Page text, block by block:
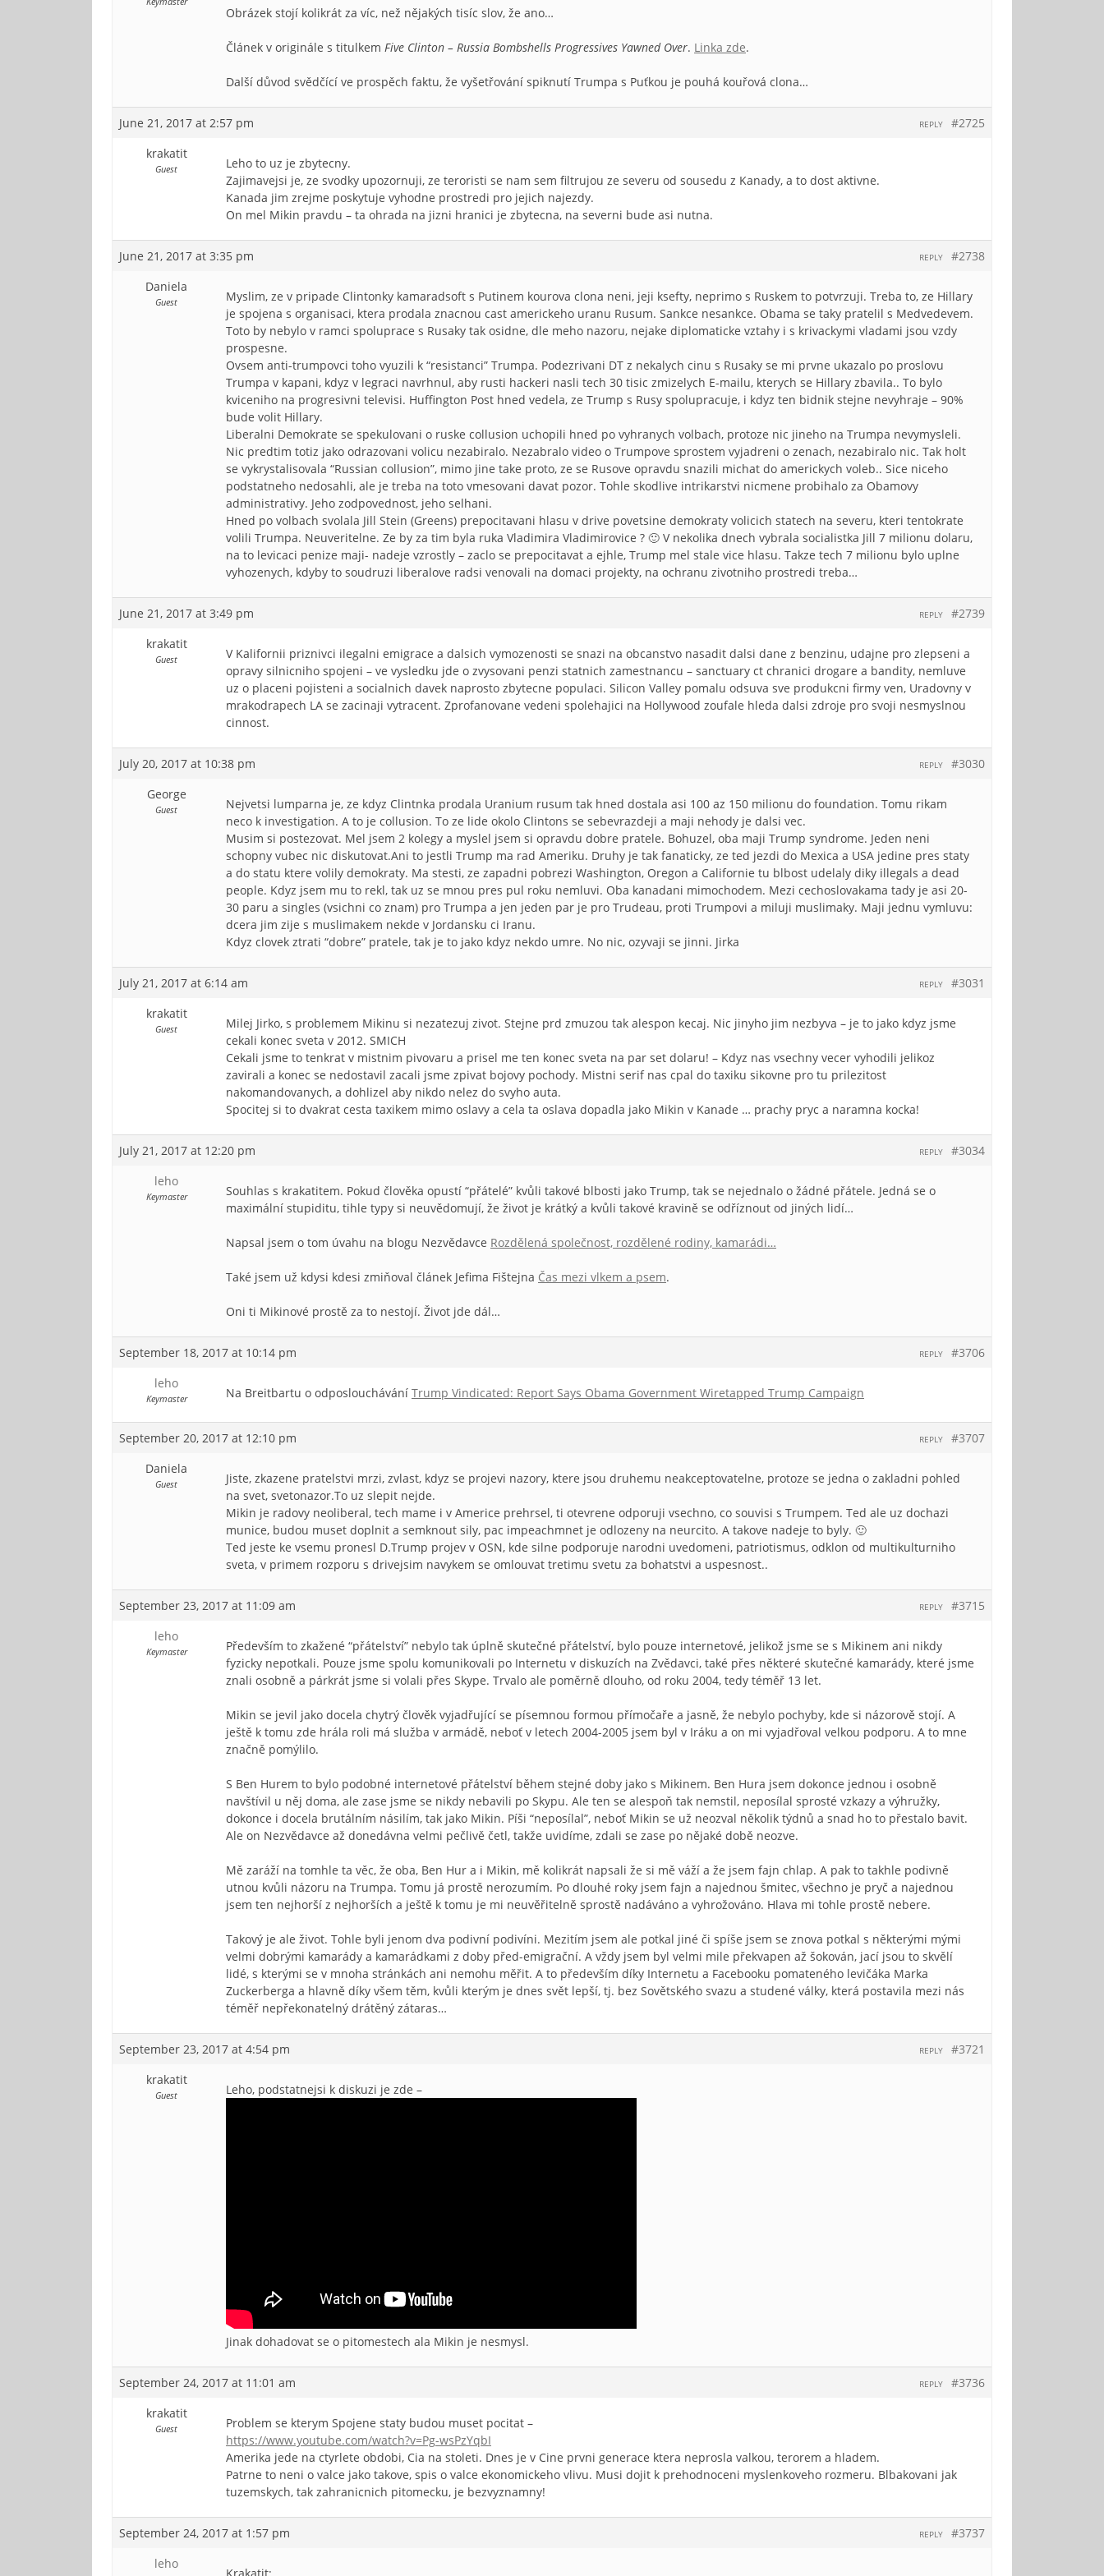
Obrázek stojí kolikrát za víc, než nějakých tisíc slov, že ano…
Článek v originále s titulkem Five Clinton – Russia Bombshells Progressives Yawned Over. Linka zde.
Další důvod svědčící ve prospěch faktu, že vyšetřování spiknutí Trumpa s Puťkou je pouhá kouřová clona…
June 21, 2017 at 2:57 pm #2725
REPLY
krakatit
Guest
Leho to uz je zbytecny.
Zajimavejsi je, ze svodky upozornuji, ze teroristi se nam sem filtrujou ze severu od sousedu z Kanady, a to dost aktivne.
Kanada jim zrejme poskytuje vyhodne prostredi pro jejich najezdy.
On mel Mikin pravdu – ta ohrada na jizni hranici je zbytecna, na severni bude asi nutna.
June 21, 2017 at 3:35 pm #2738
REPLY
Daniela
Guest
Myslim, ze v pripade Clintonky kamaradsoft s Putinem kourova clona neni, jeji ksefty, neprimo s Ruskem to potvrzuji. Treba to, ze Hillary
je spojena s organisaci, ktera prodala znacnou cast americkeho uranu Rusum. Sankce nesankce. Obama se taky pratelil s Medvedevem.
Toto by nebylo v ramci spoluprace s Rusaky tak osidne, dle meho nazoru, nejake diplomaticke vztahy i s krivackymi vladami jsou vzdy
prospesne.
Ovsem anti-trumpovci toho vyuzili k “resistanci” Trumpa. Podezrivani DT z nekalych cinu s Rusaky se mi prvne ukazalo po proslovu
Trumpa v kapani, kdyz v legraci navrhnul, aby rusti hackeri nasli tech 30 tisic zmizelych E-mailu, kterych se Hillary zbavila.. To bylo
kviceniho na progresivni televisi. Huffington Post hned vedela, ze Trump s Rusy spolupracuje, i kdyz ten bidnik stejne nevyhraje – 90%
bude volit Hillary.
Liberalni Demokrate se spekulovani o ruske collusion uchopili hned po vyhranych volbach, protoze nic jineho na Trumpa nevymysleli.
Nic predtim totiz jako odrazovani volicu nezabiralo. Nezabralo video o Trumpove sprostem vyjadreni o zenach, nezabiralo nic. Tak holt
se vykrystalisovala “Russian collusion”, mimo jine take proto, ze se Rusove opravdu snazili michat do americkych voleb.. Sice niceho
podstatneho nedosahli, ale je treba na toto vmesovani davat pozor. Tohle skodlive intrikarstvi nicmene probihalo za Obamovy
administrativy. Jeho zodpovednost, jeho selhani.
Hned po volbach svolala Jill Stein (Greens) prepocitavani hlasu v drive povetsine demokraty volicich statech na severu, kteri tentokrate
volili Trumpa. Neuveritelne. Ze by za tim byla ruka Vladimira Vladimirovice ? 🙂 V nekolika dnech vybrala socialistka Jill 7 milionu dolaru,
na to levicaci penize maji- nadeje vzrostly – zaclo se prepocitavat a ejhle, Trump mel stale vice hlasu. Takze tech 7 milionu bylo uplne
vyhozenych, kdyby to soudruzi liberalove radsi venovali na domaci projekty, na ochranu zivotniho prostredi treba…
June 21, 2017 at 3:49 pm #2739
REPLY
krakatit
Guest
V Kalifornii priznivci ilegalni emigrace a dalsich vymozenosti se snazi na obcanstvo nasadit dalsi dane z benzinu, udajne pro zlepseni a
opravy silnicniho spojeni – ve vysledku jde o zvysovani penzi statnich zamestnancu – sanctuary ct chranici drogare a bandity, nemluve
uz o placeni pojisteni a socialnich davek naprosto zbytecne populaci. Silicon Valley pomalu odsuva sve produkcni firmy ven, Uradovny v
mrakodrapech LA se zacinaji vytracent. Zprofanovane vedeni spolehajici na Hollywood zoufale hleda dalsi zdroje pro svoji nesmyslnou
cinnost.
July 20, 2017 at 10:38 pm #3030
REPLY
George
Guest
Nejvetsi lumparna je, ze kdyz Clintnka prodala Uranium rusum tak hned dostala asi 100 az 150 milionu do foundation. Tomu rikam
neco k investigation. A to je collusion. To ze lide okolo Clintons se sebevrazdeji a maji nehody je dalsi vec.
Musim si postezovat. Mel jsem 2 kolegy a myslel jsem si opravdu dobre pratele. Bohuzel, oba maji Trump syndrome. Jeden neni
schopny vubec nic diskutovat.Ani to jestli Trump ma rad Ameriku. Druhy je tak fanaticky, ze ted jezdi do Mexica a USA jedine pres staty
a do statu ktere volily demokraty. Ma stesti, ze zapadni pobrezi Washington, Oregon a Californie tu blbost udelaly diky illegals a dead
people. Kdyz jsem mu to rekl, tak uz se mnou pres pul roku nemluvi. Oba kanadani mimochodem. Mezi cechoslovakama tady je asi 20-
30 paru a singles (vsichni co znam) pro Trumpa a jen jeden par je pro Trudeau, proti Trumpovi a miluji muslimaky. Maji jednu vymluvu:
dcera jim zije s muslimakem nekde v Jordansku ci Iranu.
Kdyz clovek ztrati “dobre” pratele, tak je to jako kdyz nekdo umre. No nic, ozyvaji se jinni. Jirka
July 21, 2017 at 6:14 am #3031
REPLY
krakatit
Guest
Milej Jirko, s problemem Mikinu si nezatezuj zivot. Stejne prd zmuzou tak alespon kecaj. Nic jinyho jim nezbyva – je to jako kdyz jsme
cekali konec sveta v 2012. SMICH
Cekali jsme to tenkrat v mistnim pivovaru a prisel me ten konec sveta na par set dolaru! – Kdyz nas vsechny vecer vyhodili jelikoz
zavirali a konec se nedostavil zacali jsme zpivat bojovy pochody. Mistni serif nas cpal do taxiku sikovne pro tu prilezitost
nakomandovanych, a dohlizel aby nikdo nelez do svyho auta.
Spocitej si to dvakrat cesta taxikem mimo oslavy a cela ta oslava dopadla jako Mikin v Kanade … prachy pryc a naramna kocka!
July 21, 2017 at 12:20 pm #3034
REPLY
leho
Keymaster
Souhlas s krakatitem. Pokud člověka opustí “přátelé” kvůli takové blbosti jako Trump, tak se nejednalo o žádné přátele. Jedná se o
maximální stupiditu, tihle typy si neuvědomují, že život je krátký a kvůli takové kravině se odříznout od jiných lidí…
Napsal jsem o tom úvahu na blogu Nezvědavce Rozdělená společnost, rozdělené rodiny, kamarádi…
Také jsem už kdysi kdesi zmiňoval článek Jefima Fištejna Čas mezi vlkem a psem.
Oni ti Mikinové prostě za to nestojí. Život jde dál…
September 18, 2017 at 10:14 pm #3706
REPLY
leho
Keymaster Na Breitbartu o odposlouchávání Trump Vindicated: Report Says Obama Government Wiretapped Trump Campaign
September 20, 2017 at 12:10 pm #3707
REPLY
Daniela
Guest
Jiste, zkazene pratelstvi mrzi, zvlast, kdyz se projevi nazory, ktere jsou druhemu neakceptovatelne, protoze se jedna o zakladni pohled
na svet, svetonazor.To uz slepit nejde.
Mikin je radovy neoliberal, tech mame i v Americe prehrsel, ti otevrene odporuji vsechno, co souvisi s Trumpem. Ted ale uz dochazi
munice, budou muset doplnit a semknout sily, pac impeachmnet je odlozeny na neurcito. A takove nadeje to byly. 🙂
Ted jeste ke vsemu pronesl D.Trump projev v OSN, kde silne podporuje narodni uvedomeni, patriotismus, odklon od multikulturniho
sveta, v primem rozporu s drivejsim navykem se omlouvat tretimu svetu za bohatstvi a uspesnost..
September 23, 2017 at 11:09 am #3715
REPLY
leho
Keymaster
Především to zkažené “přátelství” nebylo tak úplně skutečné přátelství, bylo pouze internetové, jelikož jsme se s Mikinem ani nikdy
fyzicky nepotkali. Pouze jsme spolu komunikovali po Internetu v diskuzích na Zvědavci, také přes některé skutečné kamarády, které jsme
znali osobně a párkrát jsme si volali přes Skype. Trvalo ale poměrně dlouho, od roku 2004, tedy téměř 13 let.
Mikin se jevil jako docela chytrý člověk vyjadřující se písemnou formou přímočaře a jasně, že nebylo pochyby, kde si názorově stojí. A
ještě k tomu zde hrála roli má služba v armádě, neboť v letech 2004-2005 jsem byl v Iráku a on mi vyjadřoval velkou podporu. A to mne
značně pomýlilo.
S Ben Hurem to bylo podobné internetové přátelství během stejné doby jako s Mikinem. Ben Hura jsem dokonce jednou i osobně
navštívil u něj doma, ale zase jsme se nikdy nebavili po Skypu. Ale ten se alespoň tak nemstil, neposílal sprosté vzkazy a výhružky,
dokonce i docela brutálním násilím, tak jako Mikin. Píši “neposílal”, neboť Mikin se už neozval několik týdnů a snad ho to přestalo bavit.
Ale on Nezvědavce až donedávna velmi pečlivě četl, takže uvidíme, zdali se zase po nějaké době neozve.
Mě zaráží na tomhle ta věc, že oba, Ben Hur a i Mikin, mě kolikrát napsali že si mě váží a že jsem fajn chlap. A pak to takhle podivně
utnou kvůli názoru na Trumpa. Tomu já prostě nerozumím. Po dlouhé roky jsem fajn a najednou šmitec, všechno je pryč a najednou
jsem ten nejhorší z nejhorších a ještě k tomu je mi neuvěřitelně sprostě nadáváno a vyhrožováno. Hlava mi tohle prostě nebere.
Takový je ale život. Tohle byli jenom dva podivní podivíni. Mezitím jsem ale potkal jiné či spíše jsem se znova potkal s některými mými
velmi dobrými kamarády a kamarádkami z doby před-emigrační. A vždy jsem byl velmi mile překvapen až šokován, jací jsou to skvělí
lidé, s kterými se v mnoha stránkách ani nemohu měřit. A to především díky Internetu a Facebooku pomateného levičáka Marka
Zuckerberga a hlavně díky všem těm, kvůli kterým je dnes svět lepší, tj. bez Sovětského svazu a studené války, která postavila mezi nás
téměř nepřekonatelný drátěný zátaras…
September 23, 2017 at 4:54 pm #3721
REPLY
krakatit
Guest Leho, podstatnejsi k diskuzi je zde –
Jinak dohadovat se o pitomestech ala Mikin je nesmysl.
September 24, 2017 at 11:01 am #3736
REPLY
krakatit
Guest
Problem se kterym Spojene staty budou muset pocitat –
https://www.youtube.com/watch?v=Pg-wsPzYqbI
Amerika jede na ctyrlete obdobi, Cia na stoleti. Dnes je v Cine prvni generace ktera neprosla valkou, terorem a hladem.
Patrne to neni o valce jako takove, spis o valce ekonomickeho vlivu. Musi dojit k prehodnoceni myslenkoveho rozmeru. Blbakovani jak
tuzemskych, tak zahranicnich pitomecku, je bezvyznamny!
September 24, 2017 at 1:57 pm #3737
REPLY
leho